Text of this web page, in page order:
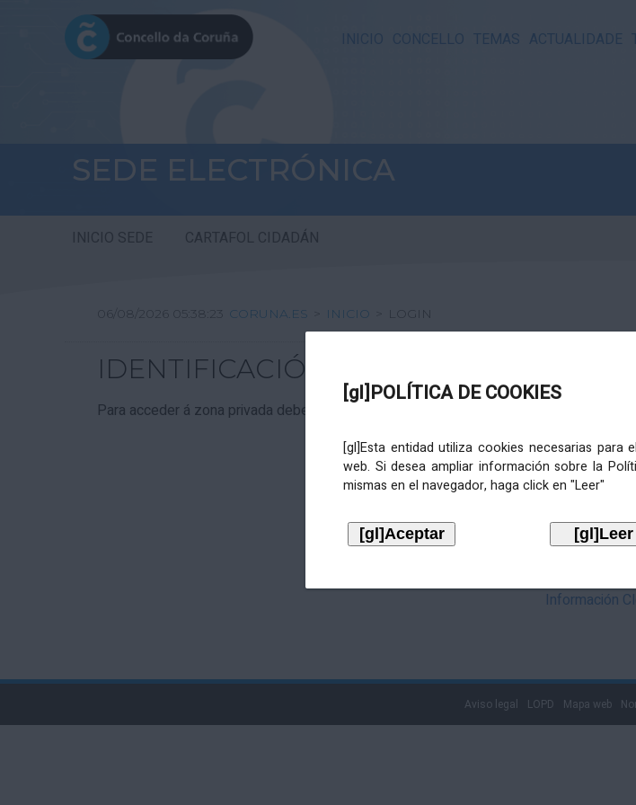
INICIO CONCELLO TEMAS ACTUALIDADE
SEDE ELECTRÓNICA
INICIO SEDE CARTAFOL CIDADÁN
[gl]POLÍTICA DE COOKIES
[gl]Esta entidad utiliza cookies necesarias
web. Si desea ampliar información sobre la
mismas en el navegador, haga click en "Leer"
06/08/2026 05:38:23 CORUNA.ES > INICIO > LOGIN
IDENTIFICACIÓN
Para acceder á zona privada debe identificarse mediante Cl@ve. Pulse no logotipo
Información
Aviso legal LOPD Mapa web